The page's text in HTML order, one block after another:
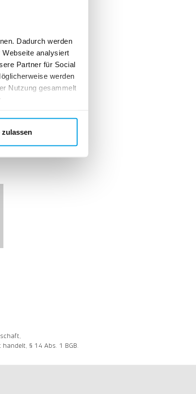
Dadurch werden
analysiert
Partner für Social
werden
Nutzung gesammelt
zulassen
§ 14 Abs. 1 BGB.